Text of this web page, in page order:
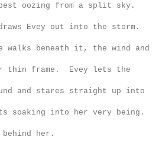
oozing from a split sky.
Evey out into the storm.
walks beneath it, the wind and
thin frame.
Evey lets the
and stares straight up into
soaking into her very being.
behind her.